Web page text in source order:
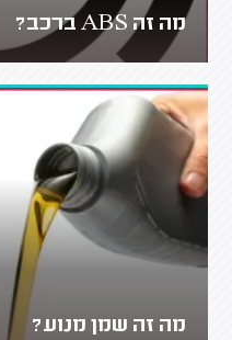
מה זה ABS ברכב?
מה זה שמן מנוע?